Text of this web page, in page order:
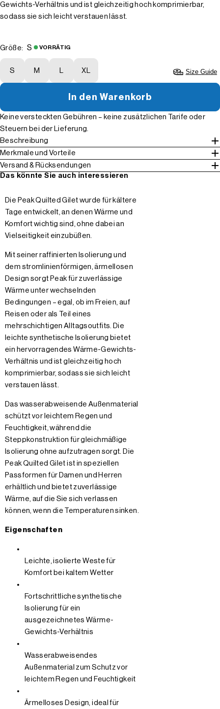
Gewichts-Verhältnis und ist gleichzeitig hoch komprimierbar,
sodass sie sich leicht verstauen lässt.
Größe: S VORRÄTIG
S M XL Size Guide
In den Warenkorb
Keine versteckten Gebühren – keine zusätzlichen Tarife oder
Steuern bei der Lieferung.
Beschreibung
Merkmale und Vorteile
Versand & Rücksendungen
Das könnte Sie auch interessieren
Die Peak Quilted Gilet wurde für kältere
Tage entwickelt, an denen Wärme und
Komfort wichtig sind, ohne dabei an
Vielseitigkeit einzubüßen.
Mit seiner raffinierten Isolierung und
dem stromlinienförmigen, ärmellosen
Design sorgt Peak für zuverlässige
Wärme unter wechselnden
Bedingungen – egal, ob im Freien, auf
Reisen oder als Teil eines
mehrschichtigen Alltagsoutfits. Die
leichte synthetische Isolierung bietet
ein hervorragendes Wärme-Gewichts-
Verhältnis und ist gleichzeitig hoch
komprimierbar, sodass sie sich leicht
verstauen lässt.
Das wasserabweisende Außenmaterial
schützt vor leichtem Regen und
Feuchtigkeit, während die
Steppkonstruktion für gleichmäßige
Isolierung ohne aufzutragen sorgt. Die
Peak Quilted Gilet ist in speziellen
Passformen für Damen und Herren
erhältlich und bietet zuverlässige
Wärme, auf die Sie sich verlassen
können, wenn die Temperaturen sinken.
Eigenschaften
Leichte, isolierte Weste für
Komfort bei kaltem Wetter
Fortschrittliche synthetische
Isolierung für ein
ausgezeichnetes Wärme-
Gewichts-Verhältnis
Wasserabweisendes
Außenmaterial zum Schutz vor
leichtem Regen und Feuchtigkeit
Ärmelloses Design, ideal für